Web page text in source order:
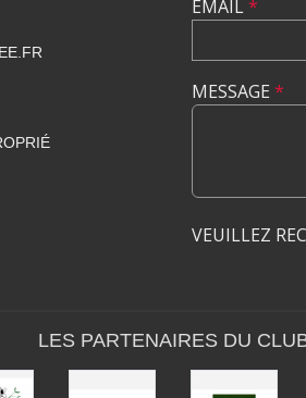
EMAIL*
MESSAGE *
VEUILLEZ
LES PARTENAIRES DU